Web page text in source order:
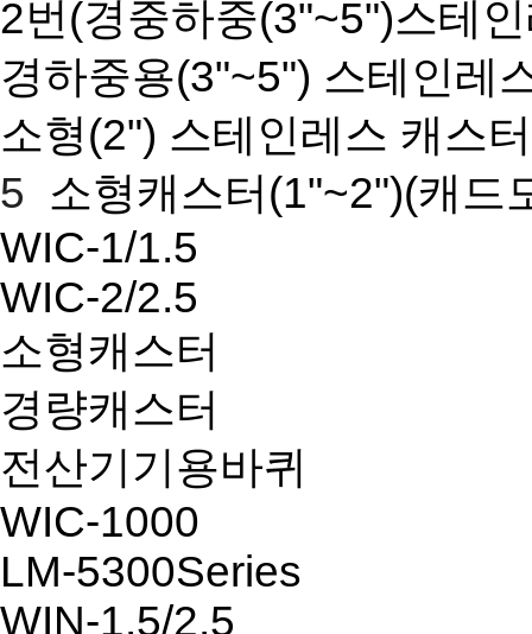
2번(경중하중(3"~5")스테
경하중용(3"~5") 스테인레
소형(2") 스테인레스 캐스터
5
소형캐스터(1"~2")(캐드
WIC-1/1.5
WIC-2/2.5
소형캐스터
경량캐스터
전산기기용바퀴
WIC-1000
LM-5300Series
WIN-1.5/2.5